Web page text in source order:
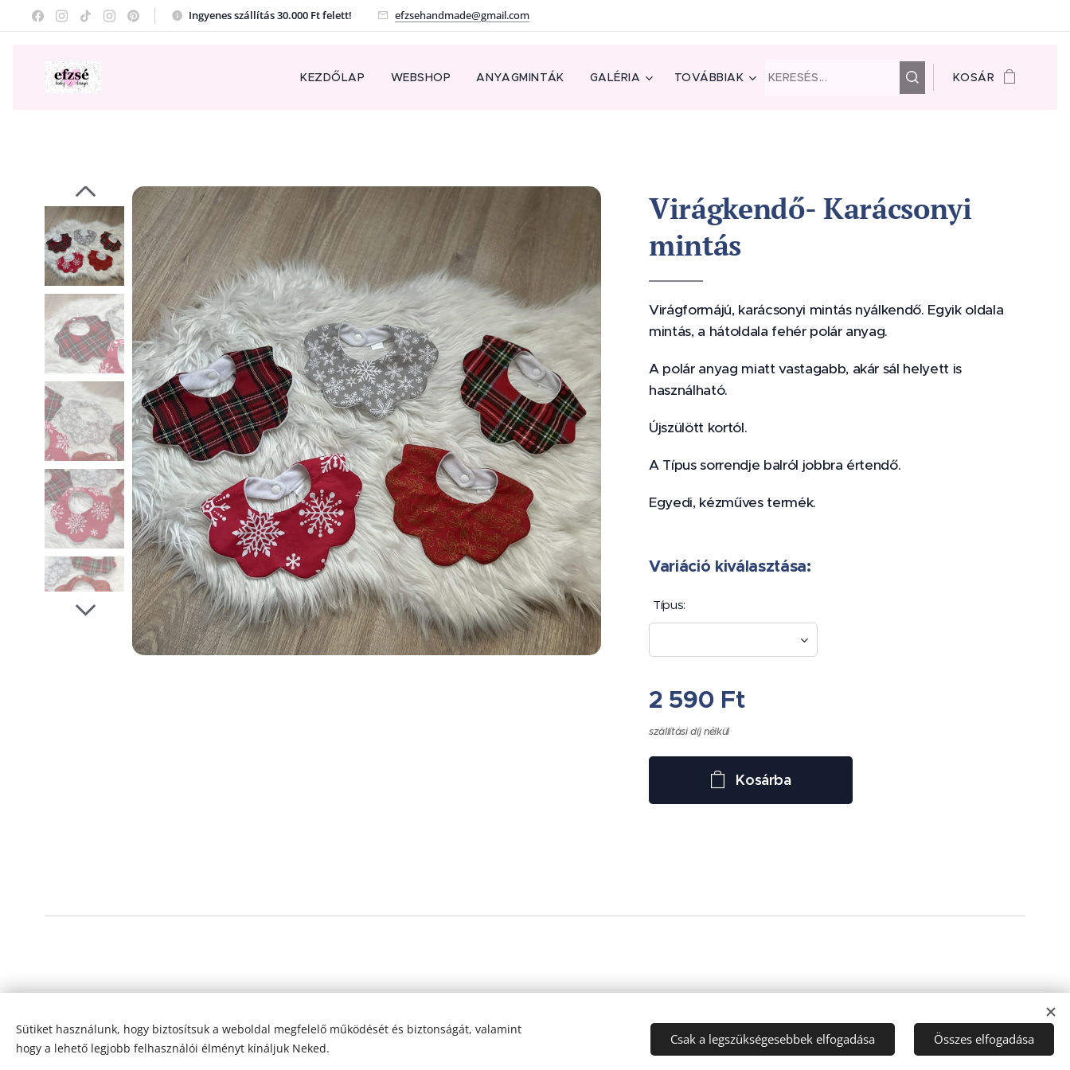
Ingyenes szállítás 30.000 Ft felett! efzsehandmade@gmail.com
KEZDŐLAP WEBSHOP ANYAGMINTÁK GALÉRIA TOVÁBBIAK KOSÁR
Virágkendő- Karácsonyi
mintás
Virágformájú, karácsonyi mintás nyálkendő. Egyik oldala
mintás, a hátoldala fehér polár anyag.
A polár anyag miatt vastagabb, akár sál helyett is
használható.
Újszülött kortól.
A Típus sorrendje balról jobbra értendő.
Egyedi, kézműves termék.
Variáció kiválasztása:
Típus:
2 590 Ft
szállítási díj nélkül
Kosárba
Sütiket használunk, hogy biztosítsuk a weboldal megfelelő működését és biztonságát, valamint
hogy a lehető legjobb felhasználói élményt kínáljuk Neked.
Csak a legszükségesebbek elfogadása Összes elfogadása